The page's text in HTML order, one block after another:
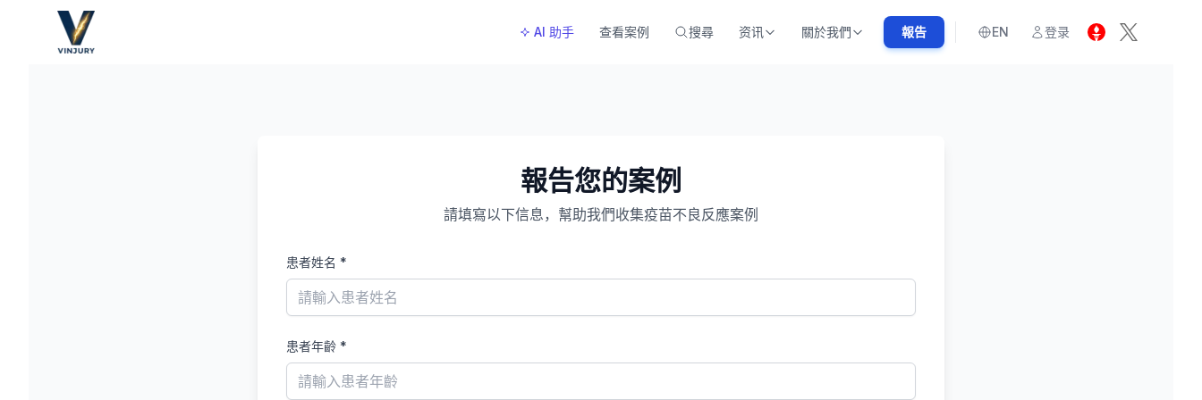
AI 助手 查看案例 搜尋 资讯 關於我們 報告 EN 登录
報告您的案例
請填寫以下信息，幫助我們收集疫苗不良反應案例
患者姓名 *
患者年齡 *